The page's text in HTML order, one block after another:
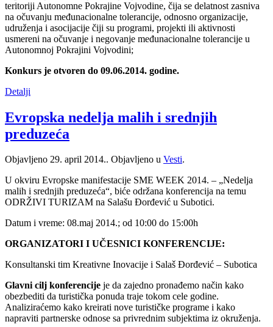
teritoriji Autonomne Pokrajine Vojvodine, čija se delatnost zasniva
na očuvanju međunacionalne tolerancije, odnosno organizacije,
udruženja i asocijacije čiji su programi, projekti ili aktivnosti
usmereni na očuvanje i negovanje međunacionalne tolerancije u
Autonomnoj Pokrajini Vojvodini;
Konkurs je otvoren do 09.06.2014. godine.
Detalji
Evropska nedelja malih i srednjih
preduzeća
Objavljeno 29. april 2014.. Objavljeno u Vesti.
U okviru Evropske manifestacije SME WEEK 2014. – „Nedelja
malih i srednjih preduzeća“, biće održana konferencija na temu
ODRŽIVI TURIZAM na Salašu Đorđević u Subotici.
Datum i vreme: 08.maj 2014.; od 10:00 do 15:00h
ORGANIZATORI I UČESNICI KONFERENCIJE:
Konsultanski tim Kreativne Inovacije i Salaš Đorđević – Subotica
Glavni cilj konferencije je da zajedno pronađemo način kako
obezbediti da turistička ponuda traje tokom cele godine.
Analiziraćemo kako kreirati nove turističke programe i kako
napraviti partnerske odnose sa privrednim subjektima iz okruženja.